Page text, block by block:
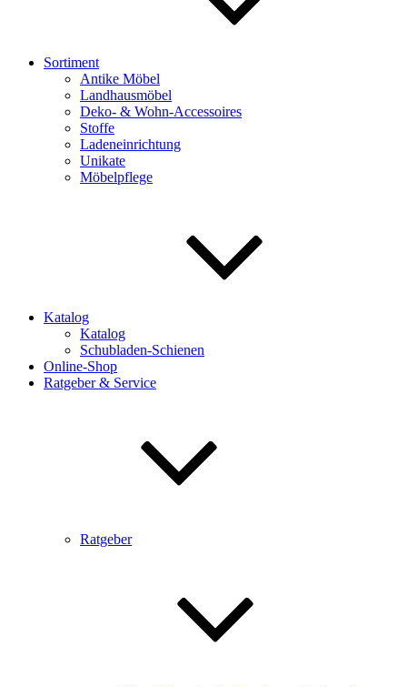
Sortiment
Antike Möbel
Landhausmöbel
Deko- & Wohn-Accessoires
Stoffe
Ladeneinrichtung
Unikate
Möbelpflege
Katalog
Katalog
Schubladen-Schienen
Online-Shop
Ratgeber & Service
Ratgeber